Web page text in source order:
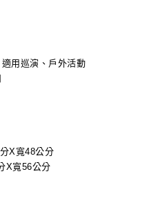
用巡演、戶外活動
X寬48公分
X寬56公分